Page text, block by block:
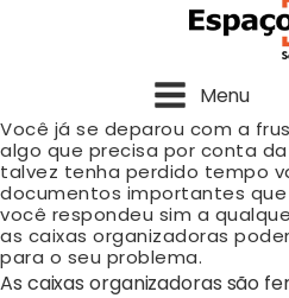
Menu
Você já se deparou com a
algo que precisa por conta
talvez tenha perdido tempo
documentos importantes
você respondeu sim a
as caixas organizadoras
para o seu problema.
As caixas organizadoras são